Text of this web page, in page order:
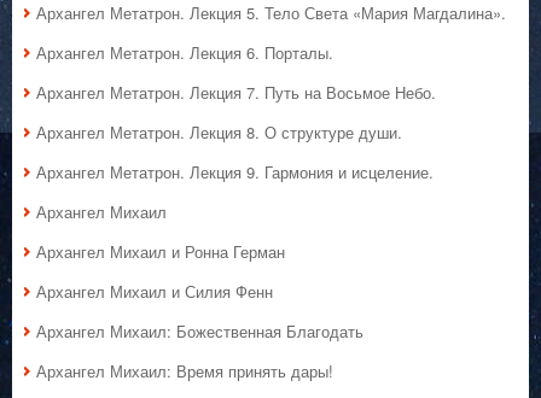
Архангел Метатрон. Лекция 5. Тело Света «Мария Магдалина».
Архангел Метатрон. Лекция 6. Порталы.
Архангел Метатрон. Лекция 7. Путь на Восьмое Небо.
Архангел Метатрон. Лекция 8. О структуре души.
Архангел Метатрон. Лекция 9. Гармония и исцеление.
Архангел Михаил
Архангел Михаил и Ронна Герман
Архангел Михаил и Силия Фенн
Архангел Михаил: Божественная Благодать
Архангел Михаил: Время принять дары!